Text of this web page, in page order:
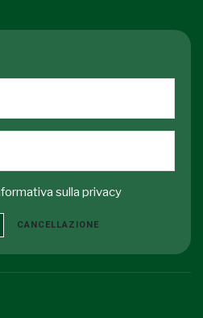
sulla privacy
CANCELLAZIONE